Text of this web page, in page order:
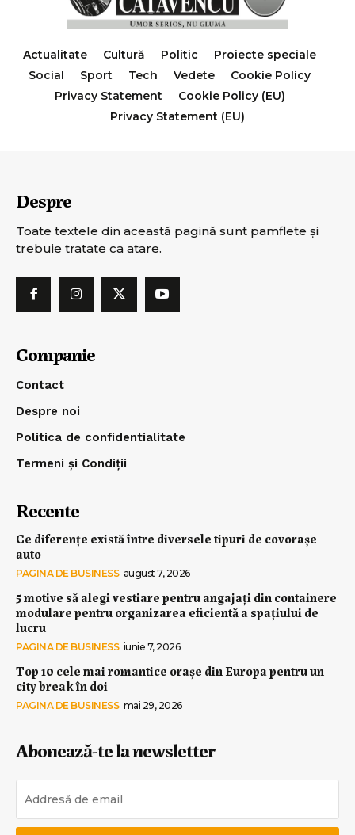
Actualitate Cultură Politic
Proiecte speciale
Social
Sport Tech Vedete
Cookie Policy
Privacy Statement
Cookie Policy (EU)
Privacy Statement (EU)
Despre
Toate textele din această pagină sunt pamflete şi
trebuie tratate ca atare.
Companie
Contact
Despre noi
Politica de confidentialitate
Termeni și Condiții
Recente
Ce diferențe există între diversele tipuri de covorașe
auto
PAGINA DE BUSINESS august 7, 2026
5 motive să alegi vestiare pentru angajați din containere
modulare pentru organizarea eficientă a spațiului de
lucru
PAGINA DE BUSINESS iunie 7, 2026
Top 10 cele mai romantice orașe din Europa pentru un
city break în doi
PAGINA DE BUSINESS mai 29, 2026
Abonează-te la newsletter